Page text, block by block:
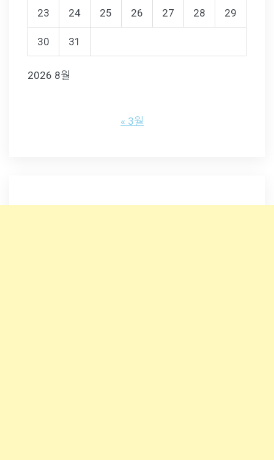
2026 8월
23 24 25 26 27 28 29
30 31
« 3월